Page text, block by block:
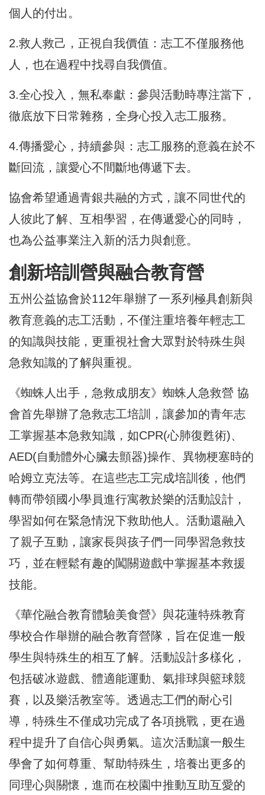
個人的付出。
2.救人救己，正視自我價值：志工不僅服務他
人，也在過程中找尋自我價值。
3.全心投入，無私奉獻：參與活動時專注當下，
徹底放下日常雜務，全身心投入志工服務。
4.傳播愛心，持續參與：志工服務的意義在於不
斷回流，讓愛心不間斷地傳遞下去。
協會希望通過青銀共融的方式，讓不同世代的
人彼此了解、互相學習，在傳遞愛心的同時，
也為公益事業注入新的活力與創意。
創新培訓營與融合教育營
五州公益協會於112年舉辦了一系列極具創新與
教育意義的志工活動，不僅注重培養年輕志工
的知識與技能，更重視社會大眾對於特殊生與
急救知識的了解與重視。
《蜘蛛人出手，急救成朋友》蜘蛛人急救營 協
會首先舉辦了急救志工培訓，讓參加的青年志
工掌握基本急救知識，如CPR(心肺復甦術)、
AED(自動體外心臟去顫器)操作、異物梗塞時的
哈姆立克法等。在這些志工完成培訓後，他們
轉而帶領國小學員進行寓教於樂的活動設計，
學習如何在緊急情況下救助他人。活動還融入
了親子互動，讓家長與孩子們一同學習急救技
巧，並在輕鬆有趣的闖關遊戲中掌握基本救援
技能。
《華佗融合教育體驗美食營》與花蓮特殊教育
學校合作舉辦的融合教育營隊，旨在促進一般
學生與特殊生的相互了解。活動設計多樣化，
包括破冰遊戲、體適能運動、氣排球與籃球競
賽，以及樂活教室等。透過志工們的耐心引
導，特殊生不僅成功完成了各項挑戰，更在過
程中提升了自信心與勇氣。這次活動讓一般生
學會了如何尊重、幫助特殊生，培養出更多的
同理心與關懷，進而在校園中推動互助互愛的